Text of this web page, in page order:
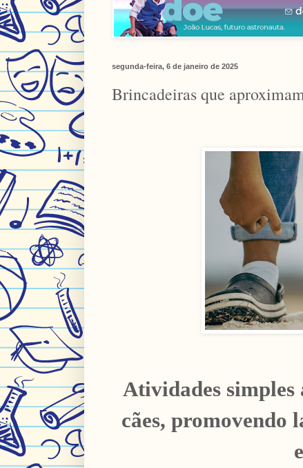
segunda-feira, 6 de janeiro de 2025
Brincadeiras que
Atividades simples
cães, promovendo